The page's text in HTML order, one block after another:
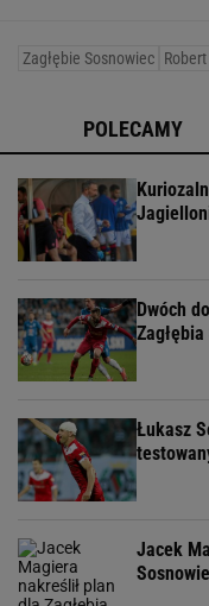
Zagłębie Sosnowiec
POLECAMY
Dwóch
Łukasz
Jacek